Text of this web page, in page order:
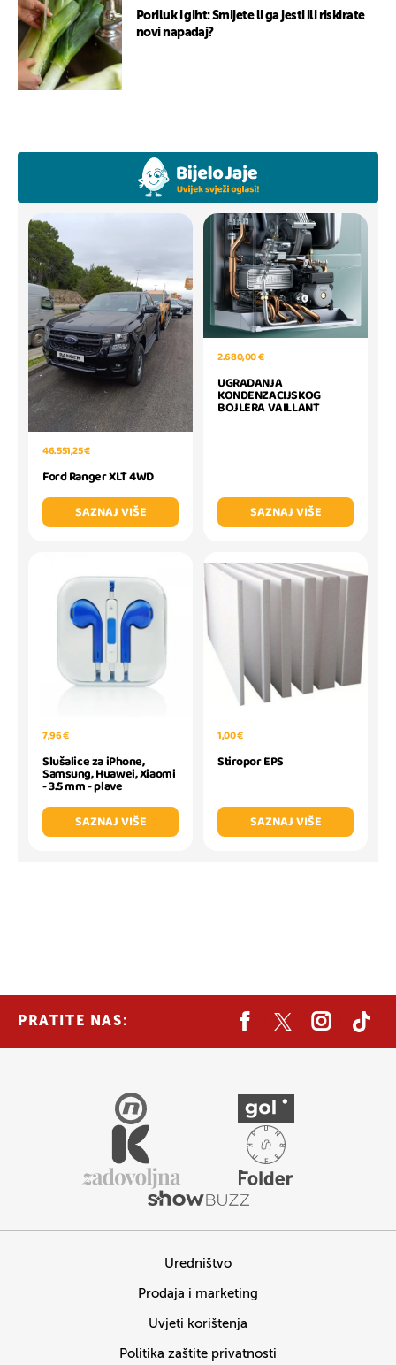
Poriluk i giht: Smijete li ga jesti ili riskirate
novi napadaj?
46.551,25 €
Ford Ranger XLT 4WD
SAZNAJ VIŠE
2.680,00 €
UGRADANJA
KONDENZACIJSKOG
BOJLERA VAILLANT
SAZNAJ VIŠE
7,96 €
Slušalice za iPhone,
Samsung, Huawei, Xiaomi
- 3.5 mm - plave
SAZNAJ VIŠE
1,00 €
Stiropor EPS
SAZNAJ VIŠE
PRATITE NAS:
Uredništvo
Prodaja i marketing
Uvjeti korištenja
Politika zaštite privatnosti